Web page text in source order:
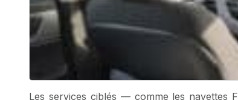
Les services ciblés — comme les navettes